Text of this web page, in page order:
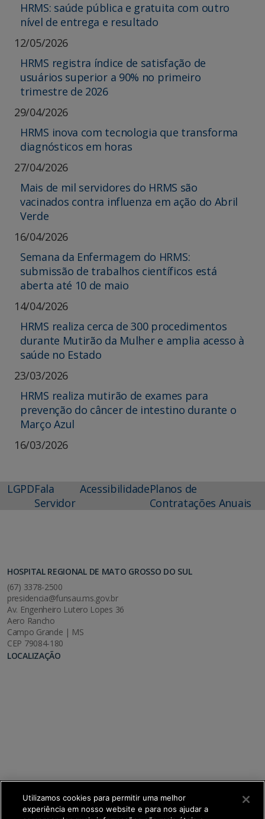
HRMS: saúde pública e gratuita com outro
nível de entrega e resultado
12/05/2026
HRMS registra índice de satisfação de
usuários superior a 90% no primeiro
trimestre de 2026
29/04/2026
HRMS inova com tecnologia que transforma
diagnósticos em horas
27/04/2026
Mais de mil servidores do HRMS são
vacinados contra influenza em ação do Abril
Verde
16/04/2026
Semana da Enfermagem do HRMS:
submissão de trabalhos científicos está
aberta até 10 de maio
14/04/2026
HRMS realiza cerca de 300 procedimentos
durante Mutirão da Mulher e amplia acesso à
saúde no Estado
23/03/2026
HRMS realiza mutirão de exames para
prevenção do câncer de intestino durante o
Março Azul
16/03/2026
LGPDFala
Servidor
AcessibilidadePlanos de
Contratações Anuais
HOSPITAL REGIONAL DE MATO GROSSO DO SUL
(67) 3378-2500
presidencia@funsau.ms.gov.br
Av. Engenheiro Lutero Lopes 36
Aero Rancho
Campo Grande | MS
CEP 79084-180
LOCALIZAÇÃO
Utilizamos cookies para permitir uma melhor
experiência em nosso website e para nos ajudar a